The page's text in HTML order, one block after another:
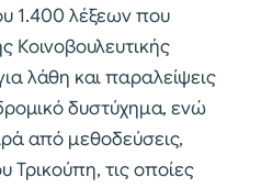
1.400 λέξεων που
Κοινοβουλευτικής
λάθη και παραλείψεις
δυστύχημα, ενώ
από μεθοδεύσεις,
Τρικούπη, τις οποίες